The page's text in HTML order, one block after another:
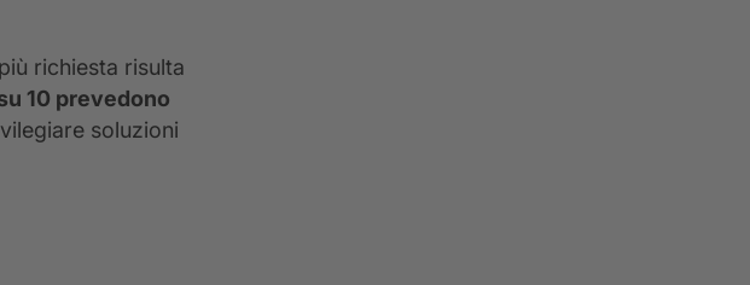
richiesta risulta
10 prevedono
soluzioni